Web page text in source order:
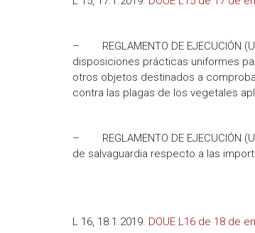
– REGLAMENTO DE EJECUCIÓN
disposiciones prácticas uniformes
otros objetos destinados a
contra las plagas de los vegetales
– REGLAMENTO DE EJECUCIÓN
de salvaguardia respecto a las
L 16, 18.1.2019. DOUE L16 de 18 de